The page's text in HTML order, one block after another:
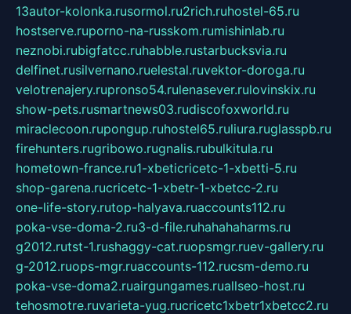
13autor-kolonka.rusormol.ru2rich.ruhostel-65.ru
hostserve.ruporno-na-russkom.rumishinlab.ru
neznobi.rubigfatcc.ruhabble.rustarbucksvia.ru
delfinet.rusilvernano.ruelestal.ruvektor-doroga.ru
velotrenajery.rupronso54.rulenasever.rulovinskix.ru
show-pets.rusmartnews03.rudiscofoxworld.ru
miraclecoon.rupongup.ruhostel65.ruliura.ruglasspb.ru
firehunters.rugribowo.rugnalis.rubulkitula.ru
hometown-france.ru1-xbeticricetc-1-xbetti-5.ru
shop-garena.rucricetc-1-xbetr-1-xbetcc-2.ru
one-life-story.rutop-halyava.ruaccounts112.ru
poka-vse-doma-2.ru3-d-file.ruhahahaharms.ru
g2012.rutst-1.rushaggy-cat.ruopsmgr.ruev-gallery.ru
g-2012.ruops-mgr.ruaccounts-112.rucsm-demo.ru
poka-vse-doma2.ruairgungames.ruallseo-host.ru
tehosmotre.ruvarieta-yug.rucricetc1xbetr1xbetcc2.ru